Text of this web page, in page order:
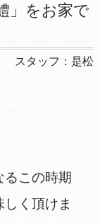
」をお家で
スタッフ： 是松
この時期
く頂けま